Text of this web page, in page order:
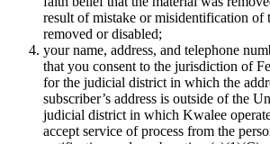
result of mistake or misidentification of
removed or disabled;
your name, address, and telephone
that you consent to the jurisdiction of
for the judicial district in which the
subscriber’s address is outside of the
judicial district in which Kwalee
accept service of process from the